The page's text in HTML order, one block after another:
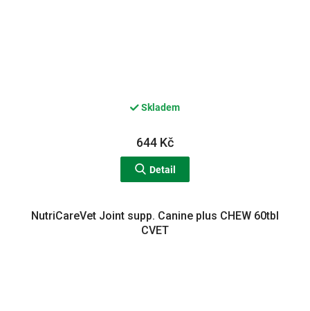
Skladem
644 Kč
Detail
NutriCareVet Joint supp. Canine plus CHEW 60tbl
CVET